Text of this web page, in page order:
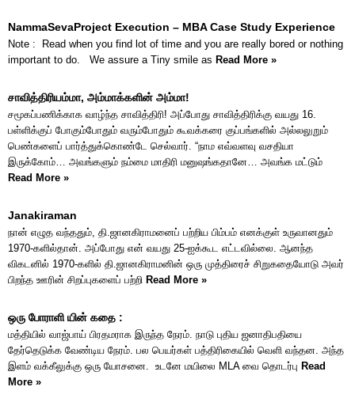
NammaSevaProject Execution – MBA Case Study Experience
Note : Read when you find lot of time and you are really bored or nothing
important to do. We assure a Tiny smile as Read More »
சாவித்திரியம்மா, அம்மாக்களின் அம்மா!
சமூகப்பணிக்காக வாழ்ந்த சாவித்திரி! அப்போது சாவித்திரிக்கு வயது 16.
பள்ளிக்குப் போகும்போதும் வரும்போதும் கூவக்கரை குப்பங்களில் அல்லலுறும்
பெண்களைப் பார்த்துக்கொண்டே செல்வார். “நாம எவ்வளவு வசதியா
இருக்கோம்… அவங்களும் நம்மை மாதிரி மனுஷங்கதானே… அவங்க மட்டும்
Read More »
Janakiraman
நான் எழுத வந்ததும், தி.ஜானகிராமனைப் பற்றிய பிம்பம் எனக்குள் உருவானதும்
1970-களில்தான். அப்போது என் வயது 25-ஐக்கூட எட்டவில்லை. ஆனந்த
விகடனில் 1970-களில் தி.ஜானகிராமனின் ஒரு முத்திரைச் சிறுகதையோடு அவர்
பிறந்த ஊரின் சிறப்புகளைப் பற்றி Read More »
ஒரு போராளி யின் கதை :
மத்தியில் வாஜ்பாய் பிரதமராக இருந்த நேரம். நாடு புதிய ஜனாதிபதியை
தேர்தெடுக்க வேண்டிய நேரம். பல பெயர்கள் பத்திரிகையில் வெளி வந்தன. அந்த
இளம் வக்கீலுக்கு ஒரு யோசனை. உடனே மயிலை MLA வை தொடர்பு Read
More »